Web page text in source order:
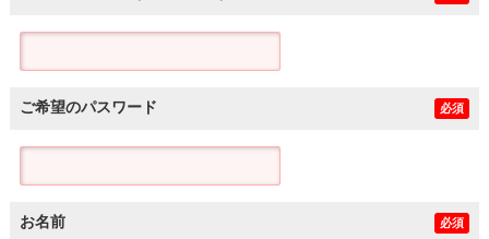
ご希望のパスワード 必須
お名前 必須